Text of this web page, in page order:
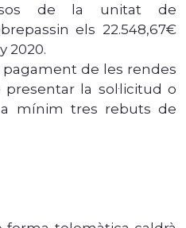
de la unitat de
els 22.548,67€
2020.
pagament de les rendes
la sol·licitud o
mínim tres rebuts de